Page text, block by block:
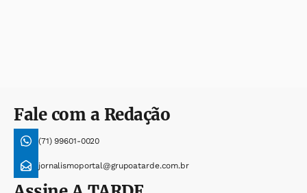
Fale com a Redação
(71) 99601-0020
jornalismoportal@grupoatarde.com.br